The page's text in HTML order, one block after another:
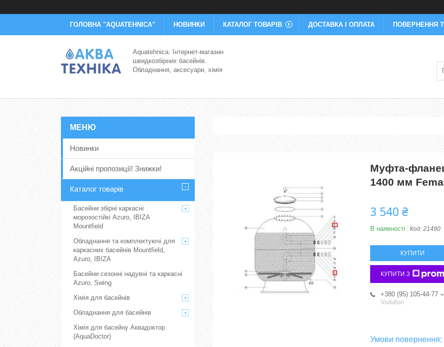
ГОЛОВНА "AQUATEHNICA" НОВИНКИ КАТАЛОГ ТОВАРІВ ДОСТАВКА І ОПЛАТА ПОВЕРНЕННЯ
Aquatehnica: Інтернет-магазин
швидкозбірних басейнів.
Обладнання, аксесуари, хімія
Муфта-
1400 мм
3 540 ₴
В наявності Код: 21490
КУПИТИ
КУПИТИ З
+380 (95) 105-44-77
Vodafon
Новинки
Акційні пропозиції! Знижки!
Каталог товарів
Басейни збірні каркасні
морозостійкі Azuro, IBIZA
Mountfield
Обладнання та комплектуючі для
каркасних басейнів Mountfield,
Azuro, IBIZA
Басейни сезонні надувні та каркасні
Azuro, Swing
Хімія для басейнів
Обладнання для басейнів
Хімія для басейну Аквадоктор
(AquaDoctor)